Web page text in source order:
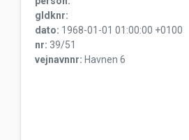
gldknr:
dato: 1968-01-01 01:00:00 +0100
nr: 39/51
vejnavnnr: Havnen 6